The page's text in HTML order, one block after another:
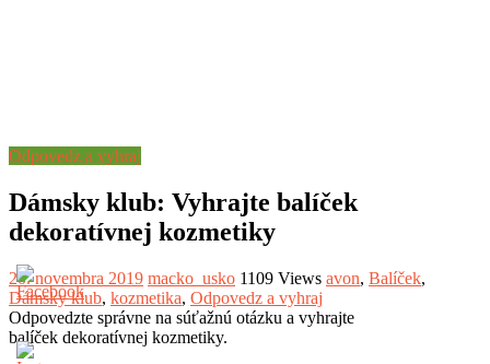
Odpovedz a vyhraj
Dámsky klub: Vyhrajte balíček
dekoratívnej kozmetiky
20. novembra 2019 macko_usko 1109 Views avon, Balíček,
Dámsky klub, kozmetika, Odpovedz a vyhraj
Odpovedzte správne na súťažnú otázku a vyhrajte
balíček dekoratívnej kozmetiky.